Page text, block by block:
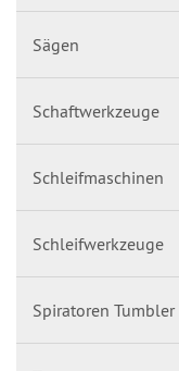
Sägen
Schaftwerkzeuge
Schleifmaschinen
Schleifwerkzeuge
Spiratoren Tumbler